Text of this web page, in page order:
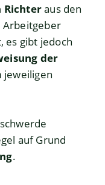
Richteraus den
Arbeitgeber
es gibt jedoch
der
jeweiligen
auf Grund
.